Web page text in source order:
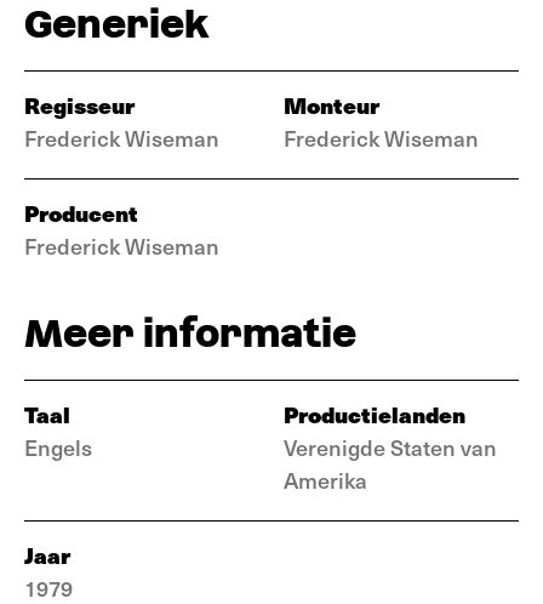
Generiek
Regisseur
Frederick Wiseman
Monteur
Frederick Wiseman
Producent
Frederick Wiseman
Meer informatie
Taal
Engels
Productielanden
Verenigde Staten van
Amerika
Jaar
1979